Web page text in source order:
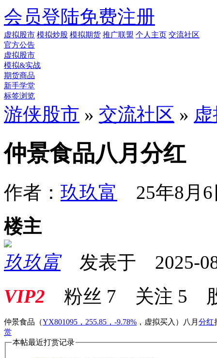
会员登陆免费注册
虚拟股市 模拟炒股 模拟期货 推广联盟 个人主页 交流社区
官方公告
虚拟股市
模拟&实战
期货商品
新手学堂
标签浏览
游侠股市 » 交流社区 »
仲景食品八月分红
作者： 玖玖富 25年8月
楼主
玖玖富发表于 2025-
VIP2 粉丝 7 关注 5
仲景食品 （YX801095，255.85，-9.78% ， 虚拟买入 ） 八月 分红
赏
本帖最近打赏记录